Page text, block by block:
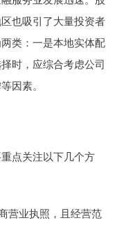
也吸引了大量投资者
类：一是本地实体配
时，应综合考虑公司
因素。
点关注以下几个方
营业执照，且经营范